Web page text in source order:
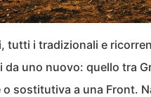
tutti i tradizionali e
uno nuovo: quello tra
o sostitutiva a una Front.